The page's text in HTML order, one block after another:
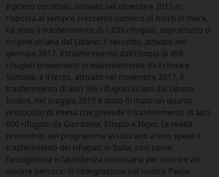
Il primo corridoio, attivato nel dicembre 2015 in
risposta al sempre crescente numero di morti in mare,
ha visto il trasferimento di 1.035 rifugiati, soprattutto di
origine siriana dal Libano; il secondo, attivato nel
gennaio 2017, il trasferimento dall’Etiopia di 498
rifugiati provenienti prevalentemente da Eritrea e
Somalia; e il terzo, attivato nel novembre 2017, il
trasferimento di altri 595 rifugiati siriani dal Libano.
Inoltre, nel maggio 2019 è stato firmato un quarto
protocollo di intesa che prevede il trasferimento di altri
600 rifugiati da Giordania, Etiopia e Niger. Le realtà
promotrici del programma assicurano a loro spese il
trasferimento dei rifugiati in Italia, cosi come
l’accoglienza e l’assistenza necessaria per riuscire ad
avviare percorsi di intergrazione nel nostro Paese.